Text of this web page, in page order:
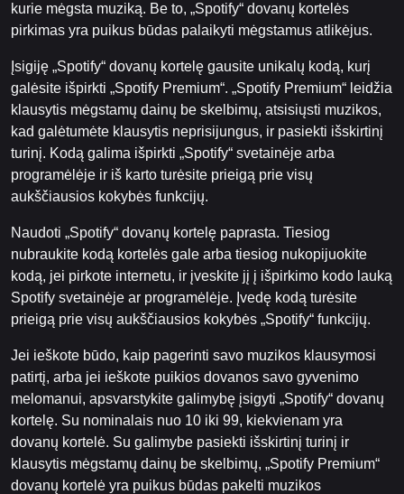
kurie mėgsta muziką. Be to, „Spotify“ dovanų kortelės
pirkimas yra puikus būdas palaikyti mėgstamus atlikėjus.
Įsigiję „Spotify“ dovanų kortelę gausite unikalų kodą, kurį
galėsite išpirkti „Spotify Premium“. „Spotify Premium“ leidžia
klausytis mėgstamų dainų be skelbimų, atsisiųsti muzikos,
kad galėtumėte klausytis neprisijungus, ir pasiekti išskirtinį
turinį. Kodą galima išpirkti „Spotify“ svetainėje arba
programėlėje ir iš karto turėsite prieigą prie visų
aukščiausios kokybės funkcijų.
Naudoti „Spotify“ dovanų kortelę paprasta. Tiesiog
nubraukite kodą kortelės gale arba tiesiog nukopijuokite
kodą, jei pirkote internetu, ir įveskite jį į išpirkimo kodo lauką
Spotify svetainėje ar programėlėje. Įvedę kodą turėsite
prieigą prie visų aukščiausios kokybės „Spotify“ funkcijų.
Jei ieškote būdo, kaip pagerinti savo muzikos klausymosi
patirtį, arba jei ieškote puikios dovanos savo gyvenimo
melomanui, apsvarstykite galimybę įsigyti „Spotify“ dovanų
kortelę. Su nominalais nuo 10 iki 99, kiekvienam yra
dovanų kortelė. Su galimybe pasiekti išskirtinį turinį ir
klausytis mėgstamų dainų be skelbimų, „Spotify Premium“
dovanų kortelė yra puikus būdas pakelti muzikos